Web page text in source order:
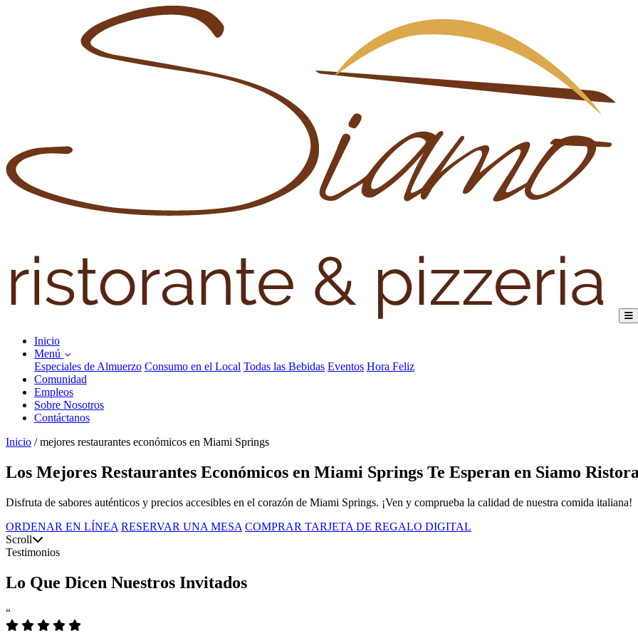
Inicio
Menú
Especiales de Almuerzo Consumo en el Local Todas las Bebidas Eventos Hora Feliz
Comunidad
Empleos
Sobre Nosotros
Contáctanos
Inicio / mejores restaurantes económicos en Miami Springs
Los Mejores Restaurantes Económicos en Miami Springs Te Esperan en Siamo
Disfruta de sabores auténticos y precios accesibles en el corazón de Miami Springs. ¡Ven y comprueba la calidad de nuestra comida italiana!
ORDENAR EN LÍNEA RESERVAR UNA MESA COMPRAR TARJETA DE REGALO DIGITAL
Scroll
Testimonios
Lo Que Dicen Nuestros Invitados
“